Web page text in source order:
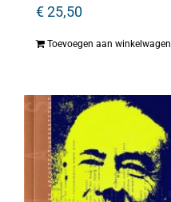
€25,50
Toevoegen aan winkelwagen